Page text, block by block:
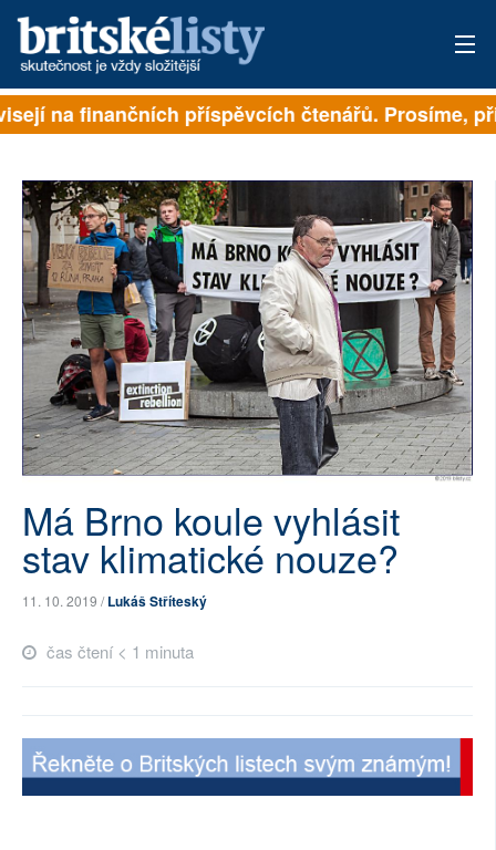
PŘIHLÁSIT
ARCHIV
ROZHOVORY
TÉMATA
NEJČTENĚJŠÍ ZA 7 DNÍ
AUTOŘI
PŘÍSPĚVKY NA PROVOZ
SOCIÁLNÍ SÍTĚ
RUBRIKY
na finančních příspěvcích čtenářů. Prosíme,
Má Brno koule vyhlásit
stav klimatické nouze?
11. 10. 2019 /Lukáš Stříteský
čas čtení < 1 minuta